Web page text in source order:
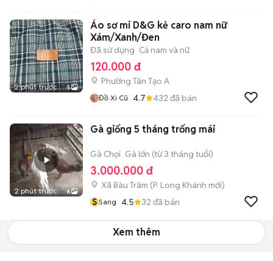
2 phút trước 5
Áo sơ mi D&G kẻ caro nam nữ
Xám/Xanh/Đen
Đã sử dụng Cả nam và nữ
120.000 đ
Phường Tân Tạo A
Đồ Xi Cũ 4.7 432 đã bán
2 phút trước 6
Gà giống 5 tháng trống mái
Gà Chọi Gà lớn (từ 3 tháng tuổi)
3.000.000 đ
Xã Bàu Trâm (P. Long Khánh mới)
S Sang 4.5 32 đã bán
Xem thêm